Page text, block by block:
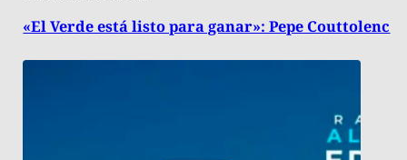
«El Verde está listo para ganar»: Pepe Couttolenc